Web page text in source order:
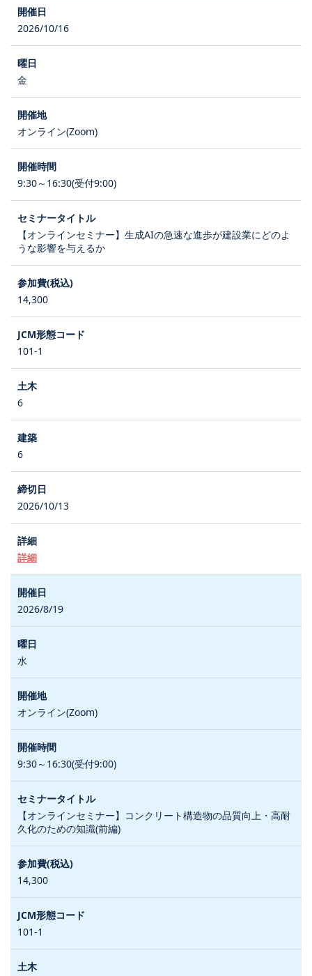
2026/10/16
金
オンライン(Zoom)
9:30～16:30(受付9:00)
【オンラインセミナー】生成AIの急速な進歩が建設業にどのよ
うな影響を与えるか
14,300
101-1
6
6
2026/10/13
詳細
2026/8/19
水
オンライン(Zoom)
9:30～16:30(受付9:00)
【オンラインセミナー】コンクリート構造物の品質向上・高耐
久化のための知識(前編)
14,300
101-1